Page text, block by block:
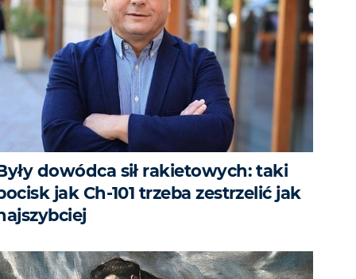
dowódca sił rakietowych: taki
jak Ch-101 trzeba zestrzelić jak